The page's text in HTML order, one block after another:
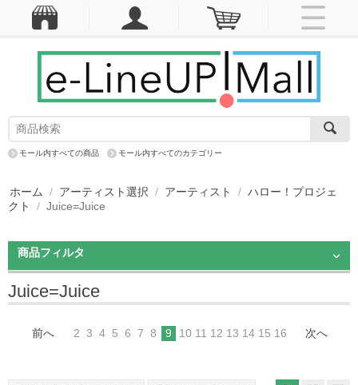
モール内すべての商品 モール内すべてのカテゴリー
ホーム / アーティスト選択 / アーティスト / ハロー！プロジェ
クト
/ Juice=Juice
商品フィルタ
Juice=Juice
前へ 2 3 4 5 6 7 8 9 10 11 12 13 14 15 16 次へ